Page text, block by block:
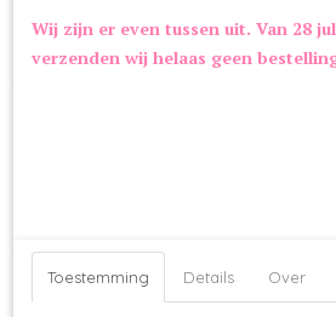
Home>KLEDING>JASSEN>Regenjas
Wij zijn er even tussen uit. Van 28
verzenden wij helaas geen
Toestemming Details Over